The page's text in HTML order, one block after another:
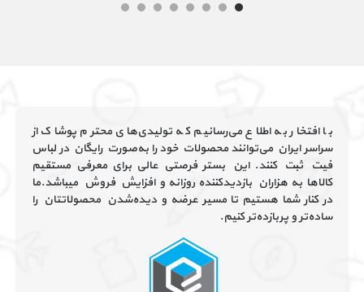
با افتخار به اطلاع می‌رسانیم که تولیدی‌های محترم پوشاک از
سراسر ایران می‌توانند محصولات خود را به‌صورت رایگان در لباس
فیت ثبت کنند. این بستر فرصتی عالی برای معرفی مستقیم
کالاها به هزاران بازدیدکننده روزانه و افزایش فروش میباشد.ما
در کنار شما هستیم تا مسیر عرضه و دیده‌شدن محصولاتتان را
ساده‌تر و پربازده‌تر کنیم.